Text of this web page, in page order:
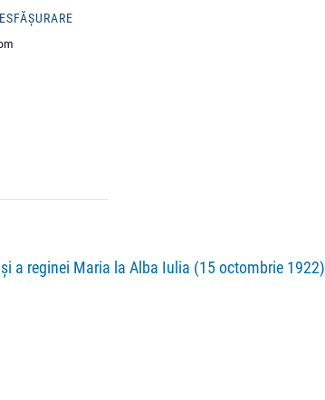
a reginei Maria la Alba Iulia (15 octombrie 1922)